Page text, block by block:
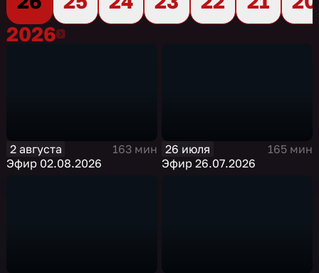
20262026
2 августа
163 мин
Эфир 02.08.2026
26 июля
165 мин
Эфир 26.07.2026